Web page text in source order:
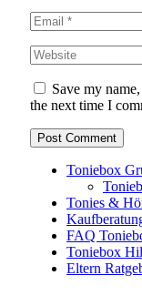
Save my
the next time I
Toniebox
Tonies &
FAQ
Toniebox
Eltern